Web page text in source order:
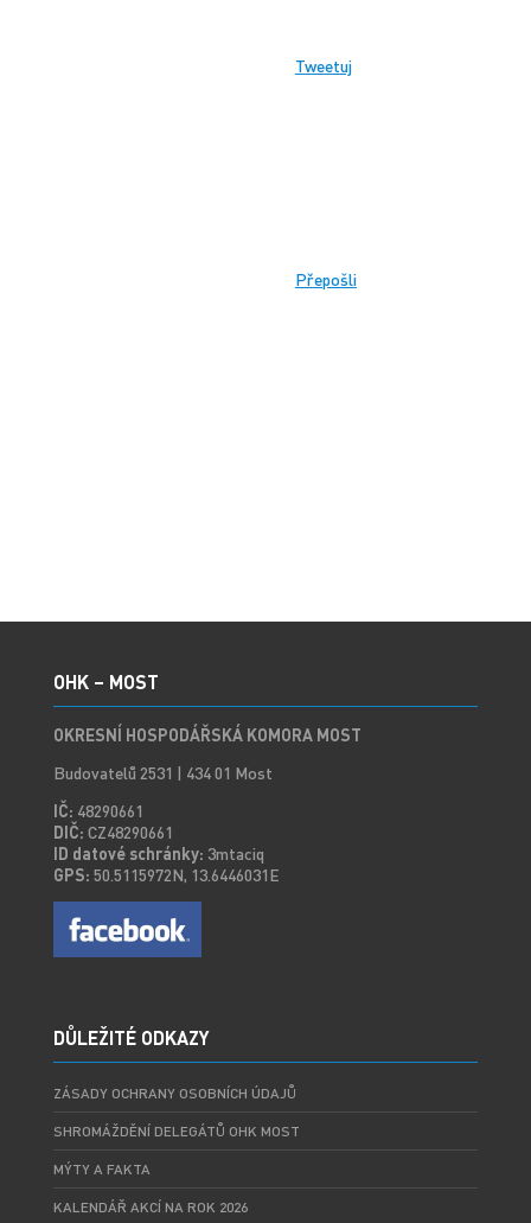
Tweetuj
Přepošli
OHK – MOST
OKRESNÍ HOSPODÁŘSKÁ KOMORA MOST
Budovatelů 2531 | 434 01 Most
IČ: 48290661
DIČ: CZ48290661
ID datové schránky: 3mtaciq
GPS: 50.5115972N, 13.6446031E
DŮLEŽITÉ ODKAZY
ZÁSADY OCHRANY OSOBNÍCH ÚDAJŮ
SHROMÁŽDĚNÍ DELEGÁTŮ OHK MOST
MÝTY A FAKTA
KALENDÁŘ AKCÍ NA ROK 2026